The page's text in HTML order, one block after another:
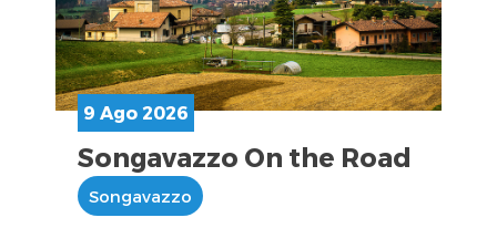
9 Ago 2026
Songavazzo On the Road
Songavazzo